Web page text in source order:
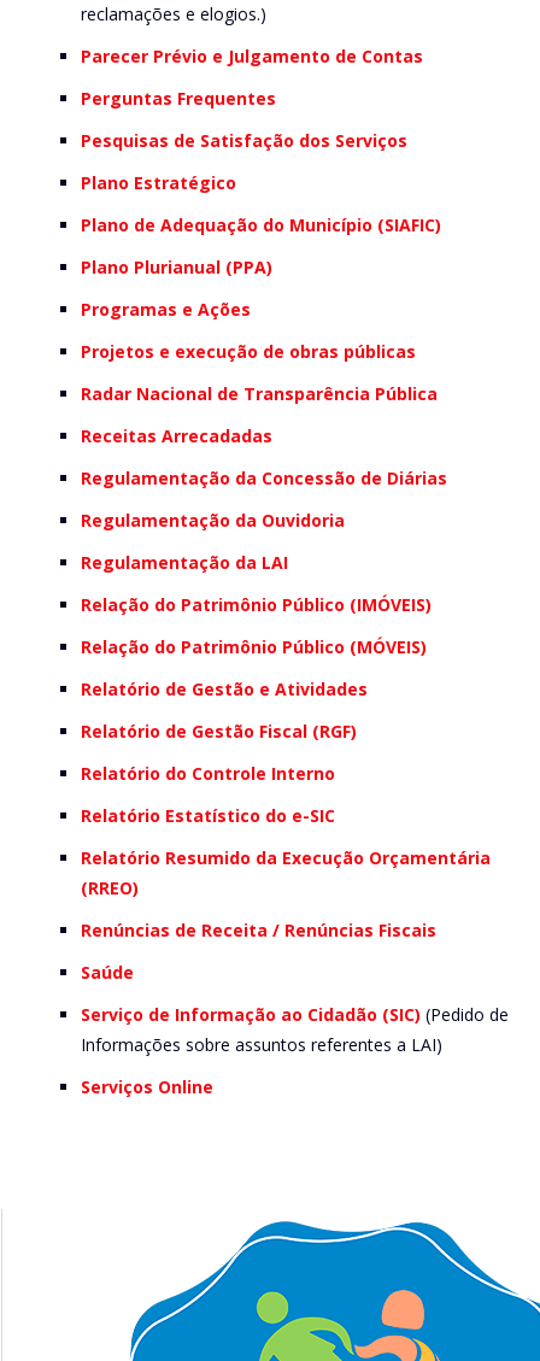
reclamações e elogios.)
Parecer Prévio e Julgamento de Contas
Perguntas Frequentes
Pesquisas de Satisfação dos Serviços
Plano Estratégico
Plano de Adequação do Município (SIAFIC)
Plano Plurianual (PPA)
Programas e Ações
Projetos e execução de obras públicas
Radar Nacional de Transparência Pública
Receitas Arrecadadas
Regulamentação da Concessão de Diárias
Regulamentação da Ouvidoria
Regulamentação da LAI
Relação do Patrimônio Público (IMÓVEIS)
Relação do Patrimônio Público (MÓVEIS)
Relatório de Gestão e Atividades
Relatório de Gestão Fiscal (RGF)
Relatório do Controle Interno
Relatório Estatístico do e-SIC
Relatório Resumido da Execução Orçamentária
(RREO)
Renúncias de Receita / Renúncias Fiscais
Saúde
Serviço de Informação ao Cidadão (SIC) (Pedido de
Informações sobre assuntos referentes a LAI)
Serviços Online